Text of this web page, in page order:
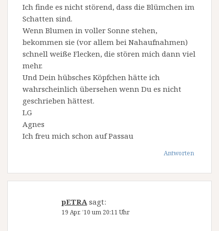
Ich finde es nicht störend, dass die Blümchen im
Schatten sind.
Wenn Blumen in voller Sonne stehen,
bekommen sie (vor allem bei Nahaufnahmen)
schnell weiße Flecken, die stören mich dann viel
mehr.
Und Dein hübsches Köpfchen hätte ich
wahrscheinlich übersehen wenn Du es nicht
geschrieben hättest.
LG
Agnes
Ich freu mich schon auf Passau
Antworten
pETRA sagt:
19 Apr. ’10 um 20:11 Uhr